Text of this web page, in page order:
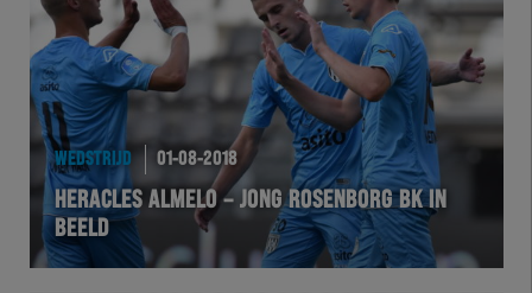
WEDSTRIJD 01-08-2018
HERACLES ALMELO – JONG ROSENBORG BK IN
BEELD